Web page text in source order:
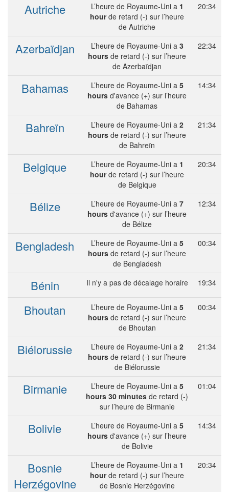
Autriche L’heure de Royaume-Uni a 1
hourde retard (-) sur l’heure
de Autriche
20:34
Azerbaïdjan L’heure de Royaume-Uni a 3
hours de retard (-) sur l’heure
de Azerbaïdjan
22:34
Bahamas L’heure de Royaume-Uni a 5
hours d'avance (+) sur l’heure
de Bahamas
14:34
Bahreïn L’heure de Royaume-Uni a 2
hours de retard (-) sur l’heure
de Bahreïn
21:34
Belgique L’heure de Royaume-Uni a 1
hourde retard (-) sur l’heure
de Belgique
20:34
Bélize L’heure de Royaume-Uni a 7
hours d'avance (+) sur l’heure
de Bélize
12:34
Bengladesh L’heure de Royaume-Uni a 5
hours de retard (-) sur l’heure
de Bengladesh
00:34
Bénin Il n'y a pas de décalage horaire 19:34
Bhoutan L’heure de Royaume-Uni a 5
hours de retard (-) sur l’heure
de Bhoutan
00:34
Biélorussie L’heure de Royaume-Uni a 2
hours de retard (-) sur l’heure
de Biélorussie
21:34
Birmanie L’heure de Royaume-Uni a 5
hours 30 minutes de retard (-)
sur l’heure de Birmanie
01:04
Bolivie L’heure de Royaume-Uni a 5
hours d'avance (+) sur l’heure
de Bolivie
14:34
Bosnie
Herzégovine
L’heure de Royaume-Uni a 1
hourde retard (-) sur l’heure
de Bosnie Herzégovine
20:34